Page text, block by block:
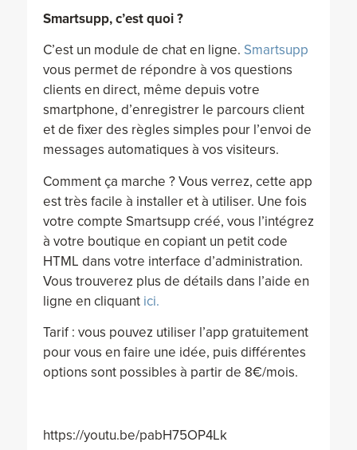
Smartsupp, c’est quoi ?
C’est un module de chat en ligne. Smartsupp
vous permet de répondre à vos questions
clients en direct, même depuis votre
smartphone, d’enregistrer le parcours client
et de fixer des règles simples pour l’envoi de
messages automatiques à vos visiteurs.
Comment ça marche ? Vous verrez, cette app
est très facile à installer et à utiliser. Une fois
votre compte Smartsupp créé, vous l’intégrez
à votre boutique en copiant un petit code
HTML dans votre interface d’administration.
Vous trouverez plus de détails dans l’aide en
ligne en cliquant ici.
Tarif : vous pouvez utiliser l’app gratuitement
pour vous en faire une idée, puis différentes
options sont possibles à partir de 8€/mois.
https://youtu.be/pabH75OP4Lk